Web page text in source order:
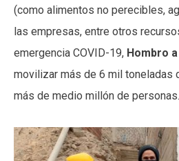
(como alimentos no perecibles,
las empresas, entre otros
emergencia COVID-19, Hombro
movilizar más de 6 mil toneladas
más de medio millón de personas.